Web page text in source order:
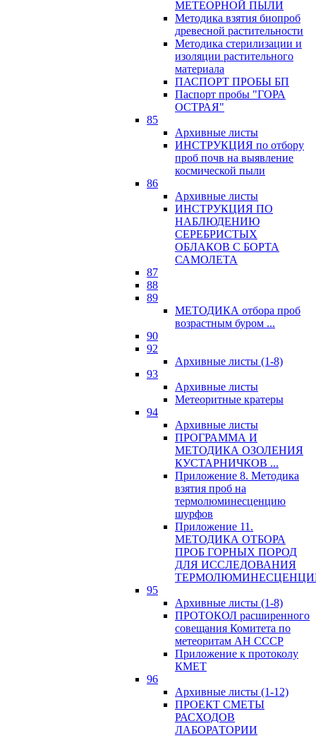
МЕТЕОРНОЙ ПЫЛИ
Методика взятия биопроб
древесной растительности
Методика стерилизации и
изоляции растительного
материала
ПАСПОРТ ПРОБЫ БП
Паспорт пробы "ГОРА
ОСТРАЯ"
85
Архивные листы
ИНСТРУКЦИЯ по отбору
проб почв на выявление
космической пыли
86
Архивные листы
ИНСТРУКЦИЯ ПО
НАБЛЮДЕНИЮ
СЕРЕБРИСТЫХ
ОБЛАКОВ С БОРТА
САМОЛЕТА
87
88
89
МЕТОДИКА отбора проб
возрастным буром ...
90
92
Архивные листы (1-8)
93
Архивные листы
Метеоритные кратеры
94
Архивные листы
ПРОГРАММА И
МЕТОДИКА ОЗОЛЕНИЯ
КУСТАРНИЧКОВ ...
Приложение 8. Методика
взятия проб на
термолюминесценцию
шурфов
Приложение 11.
МЕТОДИКА ОТБОРА
ПРОБ ГОРНЫХ ПОРОД
ДЛЯ ИССЛЕДОВАНИЯ
95
Архивные листы (1-8)
ПРОТОКОЛ расширенного
совещания Комитета по
метеоритам АН СССР
Приложение к протоколу
КМЕТ
96
Архивные листы (1-12)
ПРОЕКТ СМЕТЫ
РАСХОДОВ
ЛАБОРАТОРИИ